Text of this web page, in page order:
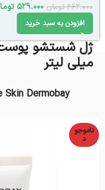
662.000 تومان 529.000
افزودن به سبد خرید
میلی لیتر
Skin Dermobay
ناموجو
د